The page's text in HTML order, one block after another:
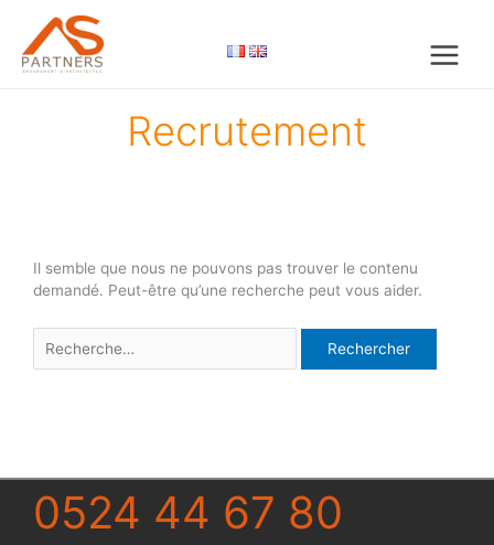
contenu
Recrutement
Il semble que nous ne pouvons pas trouver le contenu
demandé. Peut-être qu’une recherche peut vous aider.
0524 44 67 80